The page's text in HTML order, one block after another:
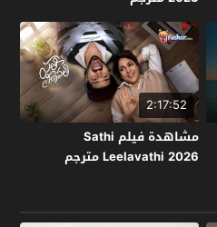
2:17:52
مشاهدة فيلم Sathi
Leelavathi 2026 مترجم